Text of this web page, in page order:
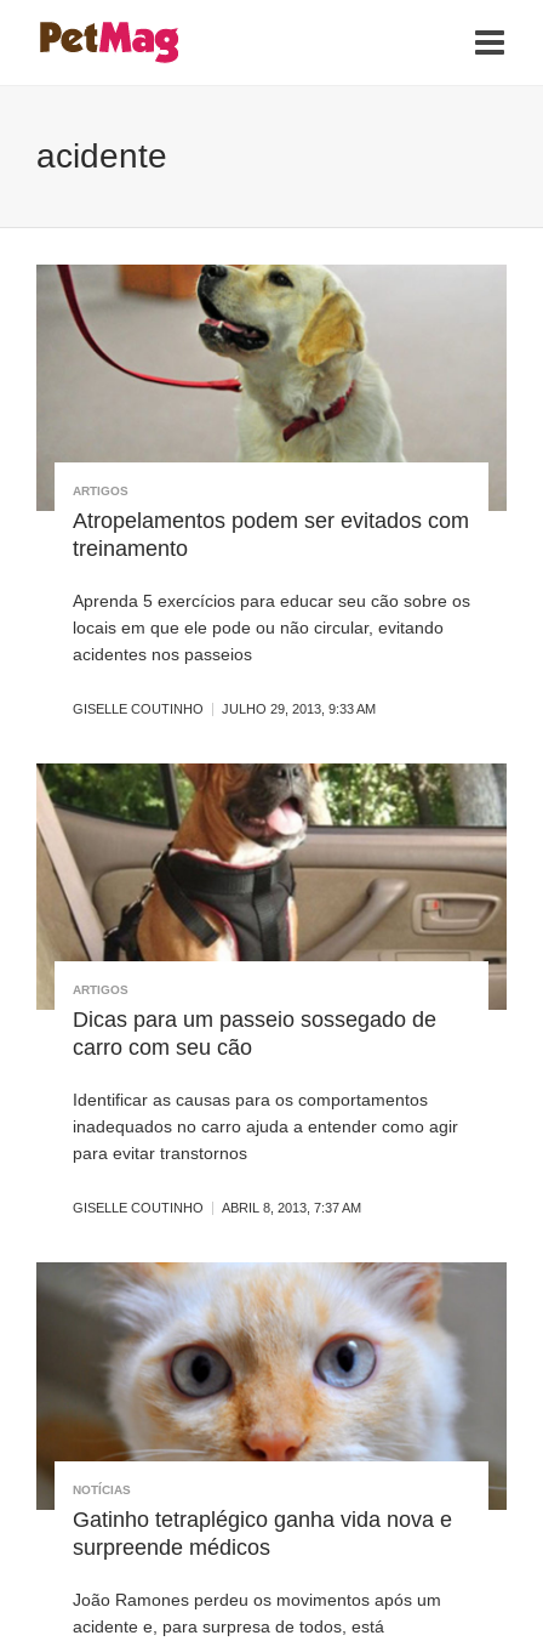
acidente
ARTIGOS
Atropelamentos podem ser evitados com
treinamento
Aprenda 5 exercícios para educar seu cão sobre os
locais em que ele pode ou não circular, evitando
acidentes nos passeios
GISELLE COUTINHO JULHO 29, 2013, 9:33 AM
ARTIGOS
Dicas para um passeio sossegado de
carro com seu cão
Identificar as causas para os comportamentos
inadequados no carro ajuda a entender como agir
para evitar transtornos
GISELLE COUTINHO ABRIL 8, 2013, 7:37 AM
NOTÍCIAS
Gatinho tetraplégico ganha vida nova e
surpreende médicos
João Ramones perdeu os movimentos após um
acidente e, para surpresa de todos, está